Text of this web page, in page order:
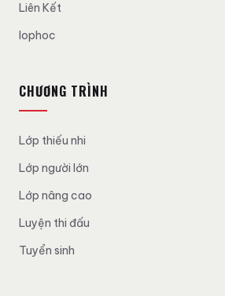
Liên Kết
lophoc
CHƯƠNG TRÌNH
Lớp thiếu nhi
Lớp người lớn
Lớp nâng cao
Luyện thi đấu
Tuyển sinh